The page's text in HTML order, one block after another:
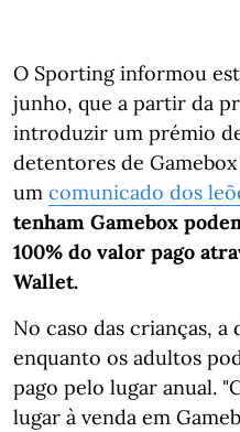
O Sporting informou
junho, que a partir da
introduzir um prémio
detentores de
um comunicado dos
tenham Gamebox
100% do valor pago
Wallet.
No caso das crianças, a
enquanto os adultos
pago pelo lugar anual.
lugar à venda em